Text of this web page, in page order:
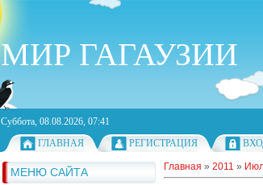
МИР ГАГАУЗИИ
Суббота, 08.08.2026, 07:41
ГЛАВНАЯ
РЕГИСТРАЦИЯ
МЕНЮ САЙТА Главная » 2011 »